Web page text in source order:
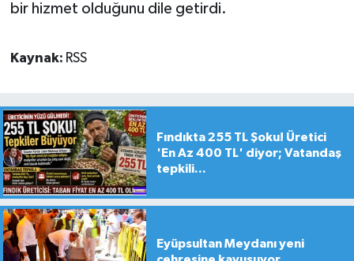
bir hizmet olduğunu dile getirdi.
Kaynak: RSS
Fındıkta 255 TL Şoku! Üretici
'En Az 400 TL' diyor; Vatandaş
tepkili...
Eyüpsultan Meydanı yeni